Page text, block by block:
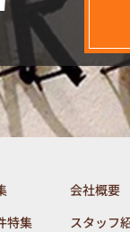
特集
会社概要
スタッフ